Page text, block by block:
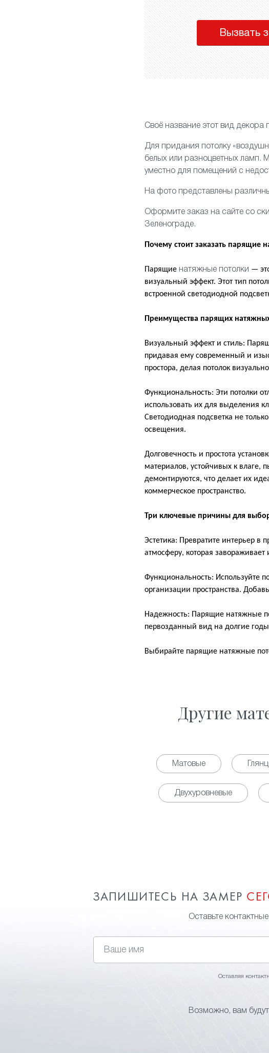
Вызвать
Своё название этот вид декора
Для придания потолку
белых или разноцветных ламп.
уместно для помещений с
На фото представлены
Оформите заказ на сайте со
Зеленограде.
Почему стоит заказать парящие
Парящие натяжные потолки —
визуальный эффект. Этот тип
встроенной светодиодной
Преимущества парящих
Визуальный эффект и стиль:
придавая ему современный и
простора, делая потолок
Функциональность: Эти потолки
использовать их для выделения
Светодиодная подсветка не
освещения.
Долговечность и простота
материалов, устойчивых к
демонтируются, что делает их
коммерческое пространство.
Три ключевые причины для
Эстетика: Превратите интерьер в
атмосферу, которая
Функциональность: Используйте
организации пространства.
Надежность: Парящие натяжные
первозданный вид на долгие
Выбирайте парящие натяжные
Другие
Матовые
Двухуровневые
ЗАПИШИТЕСЬ НА ЗАМЕР
Оставьте
Оставляя
Возможно, вам